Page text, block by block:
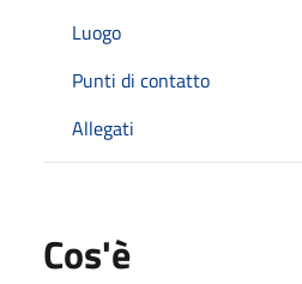
Luogo
Punti di contatto
Allegati
Cos'è